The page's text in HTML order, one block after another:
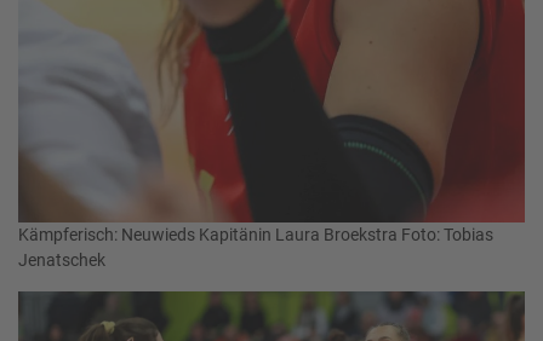
Kämpferisch: Neuwieds Kapitänin Laura Broekstra Foto: Tobias
Jenatschek